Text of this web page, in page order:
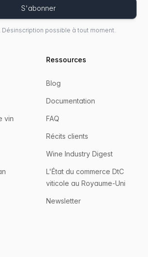
S'abonner
Désinscription possible à tout moment.
vin
Ressources
Blog
Documentation
FAQ
Récits clients
Wine Industry Digest
L'État du commerce DtC
viticole au Royaume-Uni
Newsletter